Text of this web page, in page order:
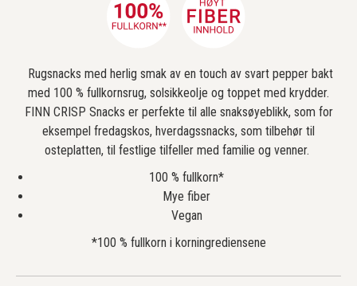
Rugsnacks med herlig smak av en touch av svart pepper bakt
med 100 % fullkornsrug, solsikkeolje og toppet med krydder.
FINN CRISP Snacks er perfekte til alle snaksøyeblikk, som for
eksempel fredagskos, hverdagssnacks, som tilbehør til
osteplatten, til festlige tilfeller med familie og venner.
100 % fullkorn*
Mye fiber
Vegan
*100 % fullkorn i korningrediensene